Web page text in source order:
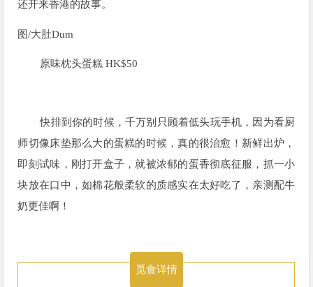
还开来香港的故事。
图/大肚Dum
原味枕头蛋糕 HK$50
快排到你的时候，千万别只顾着低头玩手机，因为看厨
师切像床垫那么大的蛋糕的时候，真的很治愈！新鲜出炉，
即刻试味，刚打开盒子，就被浓郁的蛋香彻底征服，抓一小
块放在口中，如棉花般柔软的质感实在太好吃了，亲测配牛
奶更佳啊！
觅食详情